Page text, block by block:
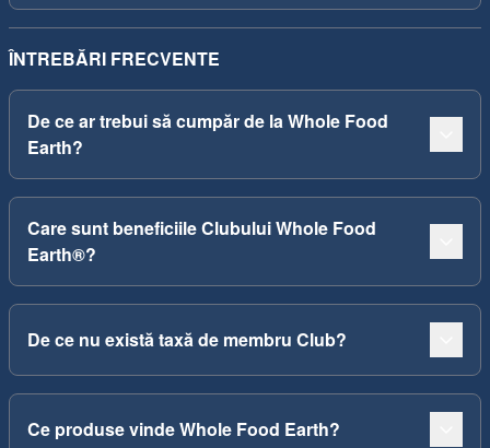
ÎNTREBĂRI FRECVENTE
De ce ar trebui să cumpăr de la Whole Food
Earth?
Care sunt beneficiile Clubului Whole Food
Earth®?
De ce nu există taxă de membru Club?
Ce produse vinde Whole Food Earth?